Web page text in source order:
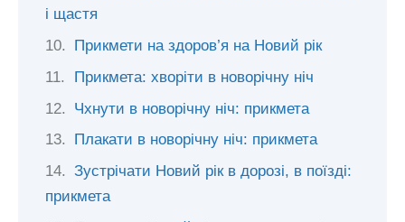
і щастя
Прикмети на здоров’я на Новий рік
Прикмета: хворіти в новорічну ніч
Чхнути в новорічну ніч: прикмета
Плакати в новорічну ніч: прикмета
Зустрічати Новий рік в дорозі, в поїзді:
прикмета